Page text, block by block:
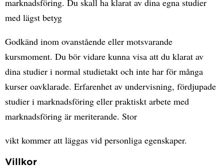
marknadsföring. Du skall ha klarat av dina egna studier
med lägst betyg
Godkänd inom ovanstående eller motsvarande
kursmoment. Du bör vidare kunna visa att du klarat av
dina studier i normal studietakt och inte har för många
kurser oavklarade. Erfarenhet av undervisning, fördjupade
studier i marknadsföring eller praktiskt arbete med
marknadsföring är meriterande. Stor
vikt kommer att läggas vid personliga egenskaper.
Villkor